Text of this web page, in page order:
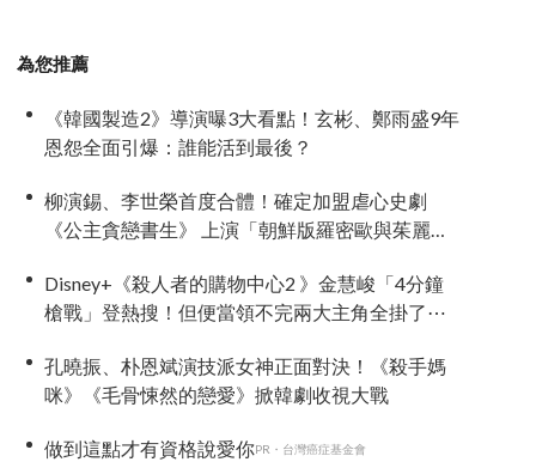
為您推薦
《韓國製造2》導演曝3大看點！玄彬、鄭雨盛9年
恩怨全面引爆：誰能活到最後？
柳演錫、李世榮首度合體！確定加盟虐心史劇
《公主貪戀書生》 上演「朝鮮版羅密歐與茱麗
Disney+《殺人者的購物中心2 》金慧峻「4分鐘
槍戰」登熱搜！但便當領不完兩大主角全掛了⋯
孔曉振、朴恩斌演技派女神正面對決！《殺手媽
咪》《毛骨悚然的戀愛》掀韓劇收視大戰
做到這點才有資格說愛你PR・台灣癌症基金會